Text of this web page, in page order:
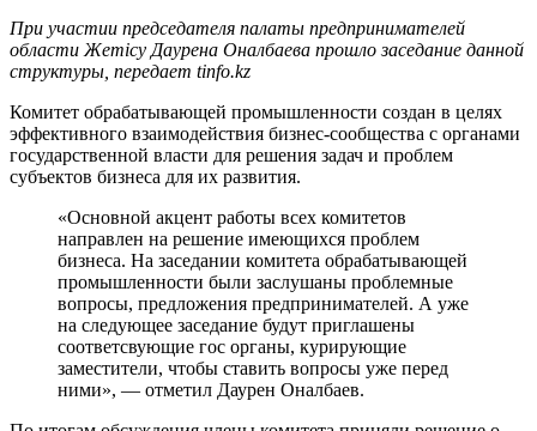
При участии председателя палаты предпринимателей
области Жетісу Даурена Оналбаева прошло заседание данной
структуры, передает tinfo.kz
Комитет обрабатывающей промышленности создан в целях
эффективного взаимодействия бизнес-сообщества с органами
государственной власти для решения задач и проблем
субъектов бизнеса для их развития.
«Основной акцент работы всех комитетов
направлен на решение имеющихся проблем
бизнеса. На заседании комитета обрабатывающей
промышленности были заслушаны проблемные
вопросы, предложения предпринимателей. А уже
на следующее заседание будут приглашены
соответсвующие гос органы, курирующие
заместители, чтобы ставить вопросы уже перед
ними», — отметил Даурен Оналбаев.